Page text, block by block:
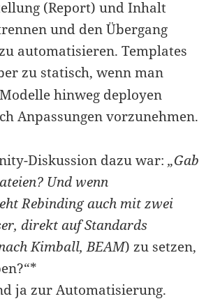
(Report) und Inhalt
und den Übergang
automatisieren. Templates
zu statisch, wenn man
hinweg deployen
Anpassungen vorzunehmen.
Diskussion dazu war:„Gab
Und wenn
Rebinding auch mit zwei
direkt auf Standards
Kimball, BEAM) zu setzen,
ja zur Automatisierung.